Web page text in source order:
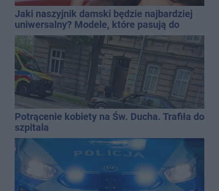
Jaki naszyjnik damski będzie najbardziej
uniwersalny? Modele, które pasują do
wielu stylizacji
Potrącenie kobiety na Św. Ducha. Trafiła do
szpitala